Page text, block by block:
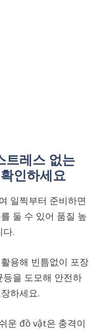
트레스 없는
인하세요
일찍부터 준비하면
둘 수 있어 품질 높
다.
용해 빈틈없이 포장
을 도모해 안전하
하세요.
운 đồ vật은 충격이